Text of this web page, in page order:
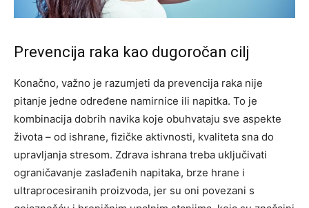
Prevencija raka kao dugoročan cilj
Konačno, važno je razumjeti da prevencija raka nije
pitanje jedne određene namirnice ili napitka. To je
kombinacija dobrih navika koje obuhvataju sve aspekte
života – od ishrane, fizičke aktivnosti, kvaliteta sna do
upravljanja stresom. Zdrava ishrana treba uključivati
ograničavanje zaslađenih napitaka, brze hrane i
ultraprocesiranih proizvoda, jer su oni povezani s